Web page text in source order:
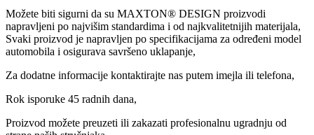
Možete biti sigurni da su MAXTON® DESIGN proizvodi
napravljeni po najvišim standardima i od najkvalitetnijih materijala,
Svaki proizvod je napravljen po specifikacijama za određeni model
automobila i osigurava savršeno uklapanje,
Za dodatne informacije kontaktirajte nas putem imejla ili telefona,
Rok isporuke 45 radnih dana,
Proizvod možete preuzeti ili zakazati profesionalnu ugradnju od